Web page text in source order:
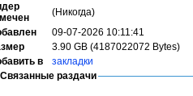
(Никогда)
09-07-2026 10:11:41
3.90 GB (4187022072 Bytes)
в
закладки
Связанные раздачи